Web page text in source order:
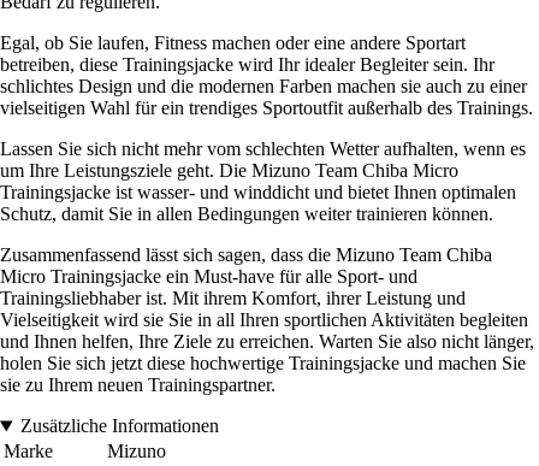
Egal, ob Sie laufen, Fitness machen oder eine andere Sportart
betreiben, diese Trainingsjacke wird Ihr idealer Begleiter sein. Ihr
schlichtes Design und die modernen Farben machen sie auch zu einer
vielseitigen Wahl für ein trendiges Sportoutfit außerhalb des Trainings.
Lassen Sie sich nicht mehr vom schlechten Wetter aufhalten, wenn es
um Ihre Leistungsziele geht. Die Mizuno Team Chiba Micro
Trainingsjacke ist wasser- und winddicht und bietet Ihnen optimalen
Schutz, damit Sie in allen Bedingungen weiter trainieren können.
Zusammenfassend lässt sich sagen, dass die Mizuno Team Chiba
Micro Trainingsjacke ein Must-have für alle Sport- und
Trainingsliebhaber ist. Mit ihrem Komfort, ihrer Leistung und
Vielseitigkeit wird sie Sie in all Ihren sportlichen Aktivitäten begleiten
und Ihnen helfen, Ihre Ziele zu erreichen. Warten Sie also nicht länger,
holen Sie sich jetzt diese hochwertige Trainingsjacke und machen Sie
sie zu Ihrem neuen Trainingspartner.
Zusätzliche Informationen
Marke
Mizuno